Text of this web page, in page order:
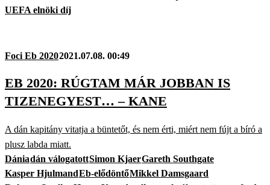
UEFA elnöki díj
Foci Eb 20202021.07.08. 00:49
EB 2020: RÚGTAM MÁR JOBBAN IS
TIZENEGYEST… – KANE
A dán kapitány vitatja a büntetőt, és nem érti, miért nem fújt a bíró a
plusz labda miatt.
Dániadán válogatottSimon KjaerGareth Southgate
Kasper HjulmandEb-elődöntőMikkel Damsgaard